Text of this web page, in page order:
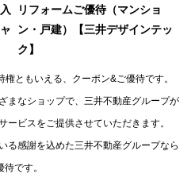
リフォームご優待（マンショ
ン・戸建）【三井デザインテッ
ク】
ともいえる、クーポン&ご優待です。
まなショップで、三井不動産グループが
ービスをご提供させていただきます。
る感謝を込めた三井不動産グループなら
です。